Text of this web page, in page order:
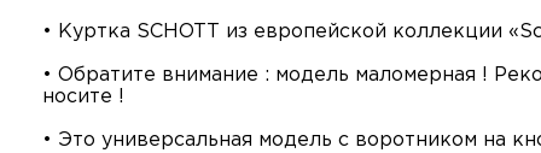
• Куртка SCHOTT из европейской коллекции
• Обратите внимание : модель маломерная !
носите !
• Это универсальная модель с воротником на